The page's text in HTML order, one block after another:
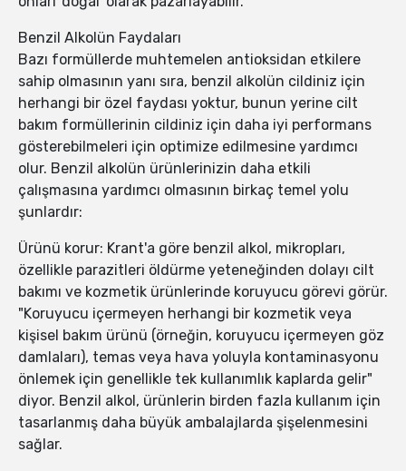
Benzil Alkolün Faydaları
Bazı formüllerde muhtemelen antioksidan etkilere
sahip olmasının yanı sıra, benzil alkolün cildiniz için
herhangi bir özel faydası yoktur, bunun yerine cilt
bakım formüllerinin cildiniz için daha iyi performans
gösterebilmeleri için optimize edilmesine yardımcı
olur. Benzil alkolün ürünlerinizin daha etkili
çalışmasına yardımcı olmasının birkaç temel yolu
şunlardır:
Ürünü korur: Krant'a göre benzil alkol, mikropları,
özellikle parazitleri öldürme yeteneğinden dolayı cilt
bakımı ve kozmetik ürünlerinde koruyucu görevi görür.
"Koruyucu içermeyen herhangi bir kozmetik veya
kişisel bakım ürünü (örneğin, koruyucu içermeyen göz
damlaları), temas veya hava yoluyla kontaminasyonu
önlemek için genellikle tek kullanımlık kaplarda gelir"
diyor. Benzil alkol, ürünlerin birden fazla kullanım için
tasarlanmış daha büyük ambalajlarda şişelenmesini
sağlar.